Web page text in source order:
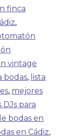
finca
,
vintage
bodas, lista
, mejores
DJs para
bodas en
en Cádiz,